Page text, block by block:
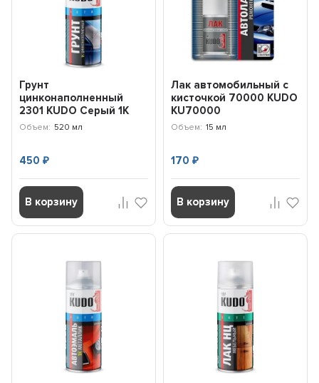
Грунт
цинконаполненный
2301 KUDO Серый 1К
(520 мл) KU2301
Объем: 520 мл
450₽
В корзину
Лак автомобильный с
кисточкой 70000 KUDO
KU70000
Объем: 15 мл
170 ₽
В корзину